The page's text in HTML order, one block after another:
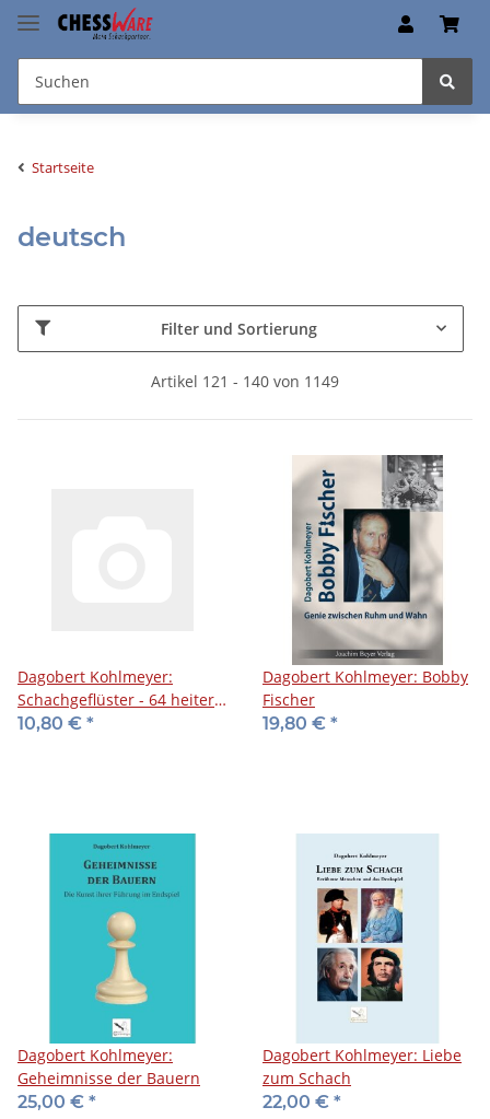
Startseite
deutsch
Filter und Sortierung
Artikel 121 - 140 von 1149
Dagobert Kohlmeyer:
Schachgeflüster - 64 heitere
Gedichte
10,80 € *
Dagobert Kohlmeyer: Bobby
Fischer
19,80 € *
Dagobert Kohlmeyer:
Geheimnisse der Bauern
25,00 € *
Dagobert Kohlmeyer: Liebe
zum Schach
22,00 € *